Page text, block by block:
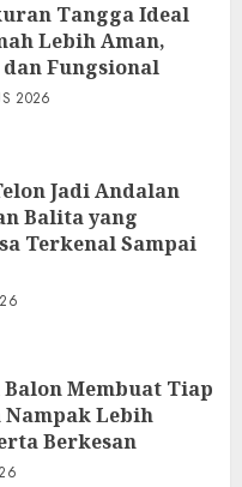
Tangga Ideal
Lebih Aman,
Fungsional
2026
Jadi Andalan
Balita yang
Terkenal Sampai
Membuat Tiap
Lebih
Berkesan